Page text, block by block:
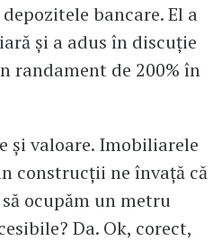
bancare. El a
și a adus în discuție
randament de 200% în
și valoare. Imobiliarele
construcții ne învață că
ocupăm un metru
Da. Ok, corect,